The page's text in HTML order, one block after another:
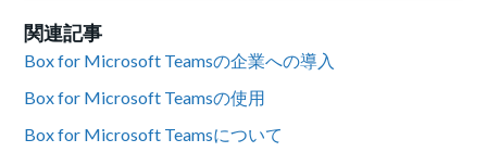
関連記事
Box for Microsoft Teamsの企業への導入
Box for Microsoft Teamsの使用
Box for Microsoft Teamsについて